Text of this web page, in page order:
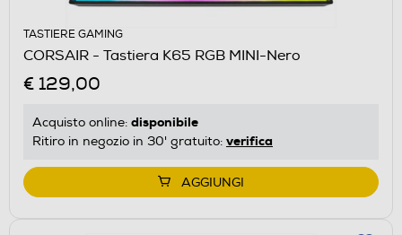
TASTIERE GAMING
CORSAIR - Tastiera K65 RGB MINI-Nero
€ 129,00
Acquisto online: disponibile
Ritiro in negozio in 30' gratuito: verifica
AGGIUNGI